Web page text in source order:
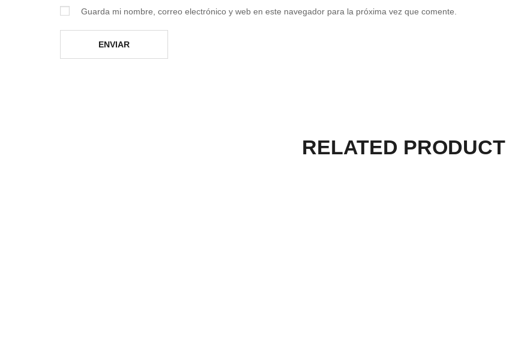
Guarda mi nombre, correo electrónico y web en este navegador para la próxima vez que comente.
RELATED PRODUCT